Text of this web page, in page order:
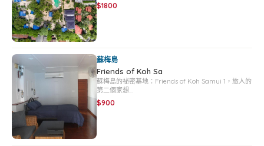
$1800
蘇梅島
Friends of Koh Sa
蘇梅島的祕密基地：Friends of Koh Samui 1，旅人的
第二個家想…
$900